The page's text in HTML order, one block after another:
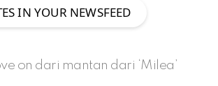
IN YOUR NEWSFEED
on dari mantan dari ‘Milea’